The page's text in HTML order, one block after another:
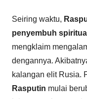
Seiring waktu,
penyembuh spiritual
mengklaim
dengannya.
kalangan elit Rusia.
Rasputin mulai